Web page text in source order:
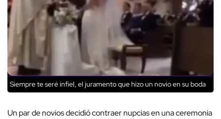
Siempre te seré infiel, el juramento que hizo un novio en su boda
Un par de novios decidió contraer nupcias en una ceremonia